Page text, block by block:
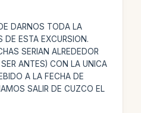
DARNOS TODA LA
DE ESTA EXCURSION.
SERIAN ALREDEDOR
ANTES) CON LA UNICA
A LA FECHA DE
SALIR DE CUZCO EL